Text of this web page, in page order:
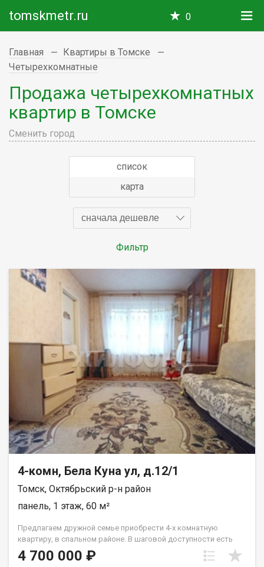
tomskmetr.ru 0
Главная
Квартиры в Томске
Четырехкомнатные
Продажа четырехкомнатных
квартир в Томске
Сменить город
список
карта
сначала дешевле
Фильтр
4-комн, Бела Куна ул, д.12/1
Томск, Октябрьский р-н район
панель, 1 этаж, 60 м²
Предлагаем дружной семье приобрести 4-х комнатную
квартиру, в спальном районе. В шаговой доступности есть
все и для всех. Школы, детские сады, магазины и торговые
центры. В пяти минутах езды стадион Кедр, Гармония бассейн,
4 700 000 ₽